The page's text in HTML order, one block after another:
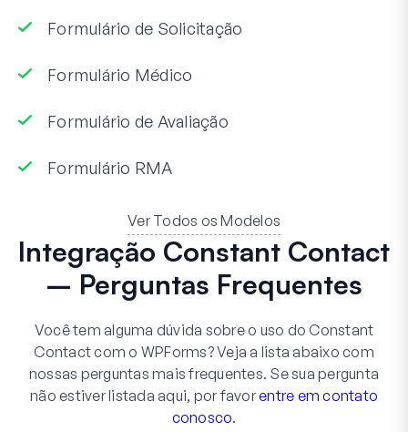
Formulário de Solicitação
Formulário Médico
Formulário de Avaliação
Formulário RMA
Ver Todos os Modelos
Integração Constant Contact
– Perguntas Frequentes
Você tem alguma dúvida sobre o uso do Constant
Contact com o WPForms? Veja a lista abaixo com
nossas perguntas mais frequentes. Se sua pergunta
não estiver listada aqui, por favorentre em contato
conosco.